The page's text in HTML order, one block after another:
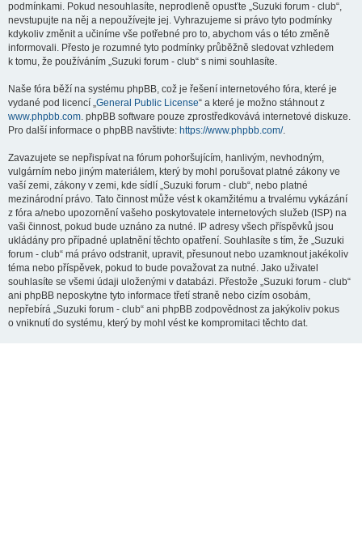
podmínkami. Pokud nesouhlasíte, neprodleně opusťte „Suzuki forum - club“,
nevstupujte na něj a nepoužívejte jej. Vyhrazujeme si právo tyto podmínky
kdykoliv změnit a učiníme vše potřebné pro to, abychom vás o této změně
informovali. Přesto je rozumné tyto podmínky průběžně sledovat vzhledem
k tomu, že používáním „Suzuki forum - club“ s nimi souhlasíte.
Naše fóra běží na systému phpBB, což je řešení internetového fóra, které je
vydané pod licencí „General Public License“ a které je možno stáhnout z
www.phpbb.com. phpBB software pouze zprostředkovává internetové diskuze.
Pro další informace o phpBB navštivte: https://www.phpbb.com/.
Zavazujete se nepřispívat na fórum pohoršujícím, hanlivým, nevhodným,
vulgárním nebo jiným materiálem, který by mohl porušovat platné zákony ve
vaší zemi, zákony v zemi, kde sídlí „Suzuki forum - club“, nebo platné
mezinárodní právo. Tato činnost může vést k okamžitému a trvalému vykázání
z fóra a/nebo upozornění vašeho poskytovatele internetových služeb (ISP) na
vaši činnost, pokud bude uznáno za nutné. IP adresy všech příspěvků jsou
ukládány pro případné uplatnění těchto opatření. Souhlasíte s tím, že „Suzuki
forum - club“ má právo odstranit, upravit, přesunout nebo uzamknout jakékoliv
téma nebo příspěvek, pokud to bude považovat za nutné. Jako uživatel
souhlasíte se všemi údaji uloženými v databázi. Přestože „Suzuki forum - club“
ani phpBB neposkytne tyto informace třetí straně nebo cizím osobám,
nepřebírá „Suzuki forum - club“ ani phpBB zodpovědnost za jakýkoliv pokus
o vniknutí do systému, který by mohl vést ke kompromitaci těchto dat.